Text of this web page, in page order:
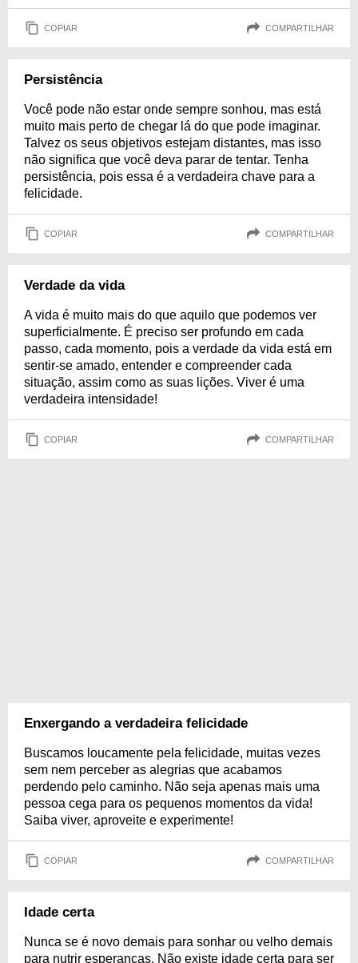
COPIAR COMPARTILHAR
Persistência
Você pode não estar onde sempre sonhou, mas está
muito mais perto de chegar lá do que pode imaginar.
Talvez os seus objetivos estejam distantes, mas isso
não significa que você deva parar de tentar. Tenha
persistência, pois essa é a verdadeira chave para a
felicidade.
COPIAR COMPARTILHAR
Verdade da vida
A vida é muito mais do que aquilo que podemos ver
superficialmente. É preciso ser profundo em cada
passo, cada momento, pois a verdade da vida está em
sentir-se amado, entender e compreender cada
situação, assim como as suas lições. Viver é uma
verdadeira intensidade!
COPIAR COMPARTILHAR
Enxergando a verdadeira felicidade
Buscamos loucamente pela felicidade, muitas vezes
sem nem perceber as alegrias que acabamos
perdendo pelo caminho. Não seja apenas mais uma
pessoa cega para os pequenos momentos da vida!
Saiba viver, aproveite e experimente!
COPIAR COMPARTILHAR
Idade certa
Nunca se é novo demais para sonhar ou velho demais
para nutrir esperanças. Não existe idade certa para ser